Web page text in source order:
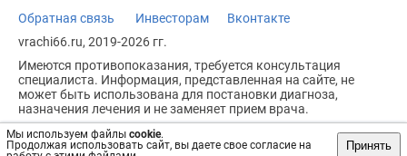
Мы используем файлы cookie.
Продолжая использовать сайт, вы даете свое согласие на
Принять
Обратная связь Инвесторам
Вконтакте
vrachi66.ru, 2019-2026 гг.
Имеются противопоказания, требуется консультация
специалиста. Информация, представленная на сайте, не
может быть использована для постановки диагноза,
назначения лечения и не заменяет прием врача.
Возрастное ограничение: 18+